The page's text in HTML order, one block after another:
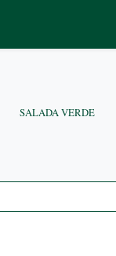
SALADA VERDE